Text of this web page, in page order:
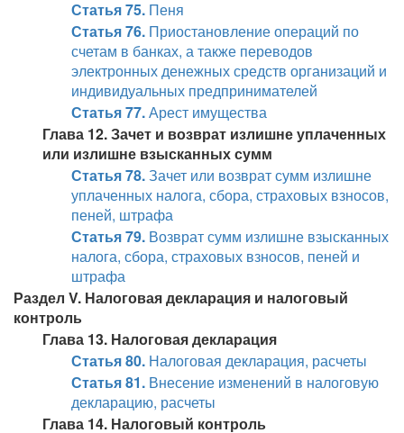
Статья 75. Пеня
Статья 76. Приостановление операций по
счетам в банках, а также переводов
электронных денежных средств организаций и
индивидуальных предпринимателей
Статья 77.Арест имущества
Глава 12. Зачет и возврат излишне уплаченных
или излишне взысканных сумм
Статья 78.Зачет или возврат сумм излишне
уплаченных налога, сбора, страховых взносов,
пеней, штрафа
Статья 79. Возврат сумм излишне взысканных
налога, сбора, страховых взносов, пеней и
штрафа
Раздел V. Налоговая декларация и налоговый
контроль
Глава 13. Налоговая декларация
Статья 80. Налоговая декларация, расчеты
Статья 81. Внесение изменений в налоговую
декларацию, расчеты
Глава 14. Налоговый контроль